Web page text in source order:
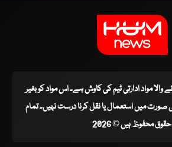
والا مواد ادارتی ٹیم کی کاوش ہے۔ اس مواد کو بغیر
میں استعمال یا نقل کرنا درست نہیں۔ تمام
حقوق محفوظ ہیں © 2026